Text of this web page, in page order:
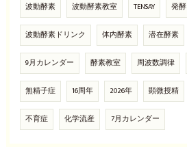
波動酵素 波動酵素教室 TENSAY 発酵
波動酵素ドリンク 体内酵素 潜在酵素
9月カレンダー 酵素教室 周波数調律
無精子症 16周年 2026年 顕微授精
不育症 化学流産 7月カレンダー